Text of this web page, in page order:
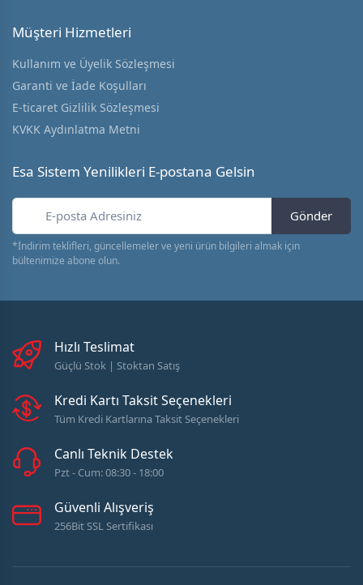
Müşteri Hizmetleri
Kullanım ve Üyelik Sözleşmesi
Garanti ve İade Koşulları
E-ticaret Gizlilik Sözleşmesi
KVKK Aydınlatma Metni
Esa Sistem Yenilikleri E-postana Gelsin
Gönder
*İndirim teklifleri, güncellemeler ve yeni ürün bilgileri almak için
bültenimize abone olun.
Hızlı Teslimat
Güçlü Stok | Stoktan Satış
Kredi Kartı Taksit Seçenekleri
Tüm Kredi Kartlarına Taksit Seçenekleri
Canlı Teknik Destek
Pzt - Cum: 08:30 - 18:00
Güvenli Alışveriş
256Bit SSL Sertifikası